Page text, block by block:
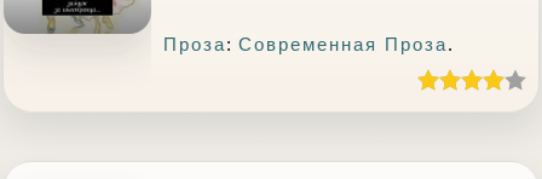
Проза:Современная Проза.